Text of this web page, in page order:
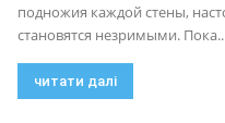
подножия каждой стены,
становятся незримыми.
читати далі